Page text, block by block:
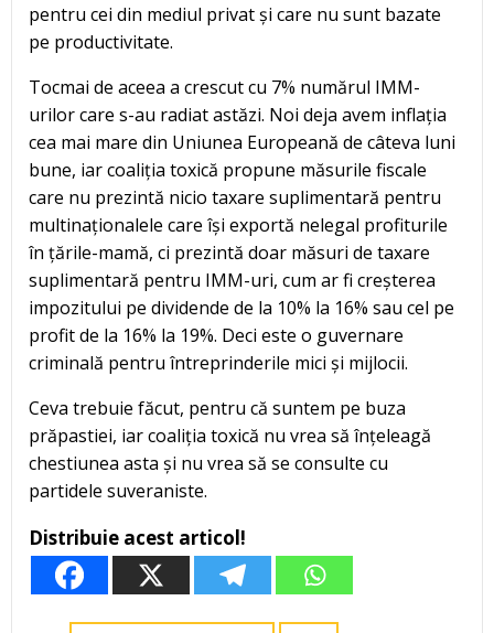
pentru cei din mediul privat și care nu sunt bazate
pe productivitate.
Tocmai de aceea a crescut cu 7% numărul IMM-
urilor care s-au radiat astăzi. Noi deja avem inflația
cea mai mare din Uniunea Europeană de câteva luni
bune, iar coaliția toxică propune măsurile fiscale
care nu prezintă nicio taxare suplimentară pentru
multinaționalele care își exportă nelegal profiturile
în țările-mamă, ci prezintă doar măsuri de taxare
suplimentară pentru IMM-uri, cum ar fi creșterea
impozitului pe dividende de la 10% la 16% sau cel pe
profit de la 16% la 19%. Deci este o guvernare
criminală pentru întreprinderile mici și mijlocii.
Ceva trebuie făcut, pentru că suntem pe buza
prăpastiei, iar coaliția toxică nu vrea să înțeleagă
chestiunea asta și nu vrea să se consulte cu
partidele suveraniste.
Distribuie acest articol!